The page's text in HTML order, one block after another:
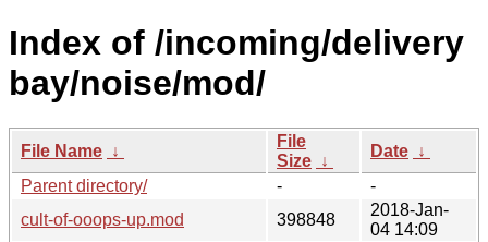
Index of /incoming/delivery
bay/noise/mod/
File Name ↓
File
Size ↓
Date ↓
Parent directory/
-
-
cult-of-ooops-up.mod
398848
2018-Jan-
04 14:09